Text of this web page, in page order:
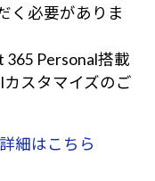
く必要がありま
Personal搭載
スタマイズのご
細はこちら